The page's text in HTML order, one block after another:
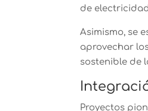
de
Asimismo, se
aprovechar
sostenible de
Proyectos